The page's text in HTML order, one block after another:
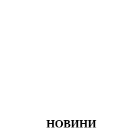
НОВИНИ